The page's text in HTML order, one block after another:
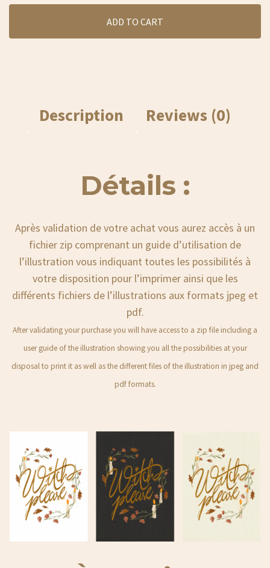
ADD TO CART
Description Reviews (0)
Détails :
Après validation de votre achat vous aurez accès à un
fichier zip comprenant un guide d’utilisation de
l’illustration vous indiquant toutes les possibilités à
votre disposition pour l’imprimer ainsi que les
différents fichiers de l’illustrations aux formats jpeg et
pdf.
After validating your purchase you will have access to a zip file including a
user guide of the illustration showing you all the possibilities at your
disposal to print it as well as the different files of the illustration in jpeg and
pdf formats.